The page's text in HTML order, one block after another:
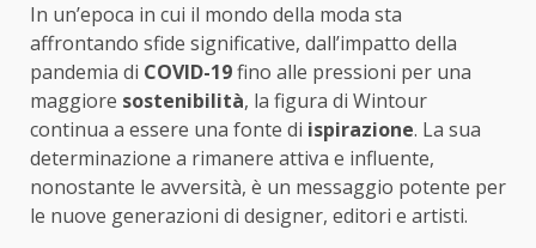
In un’epoca in cui il mondo della moda sta
affrontando sfide significative, dall’impatto della
pandemia di COVID-19fino alle pressioni per una
maggiore sostenibilità, la figura di Wintour
continua a essere una fonte di ispirazione. La sua
determinazione a rimanere attiva e influente,
nonostante le avversità, è un messaggio potente per
le nuove generazioni di designer, editori e artisti.